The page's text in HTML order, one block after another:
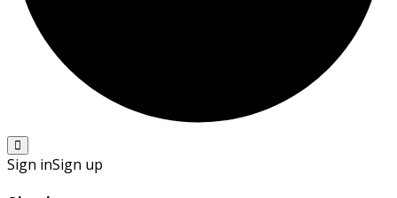
Sign inSign up